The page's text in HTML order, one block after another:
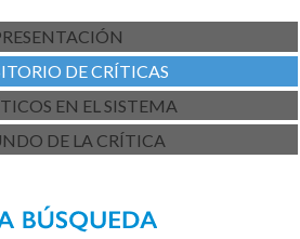
DE CRÍTICAS
EN EL SISTEMA
DE LA CRÍTICA